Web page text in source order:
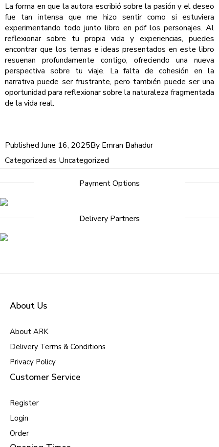
La forma en que la autora escribió sobre la pasión y el deseo
fue tan intensa que me hizo sentir como si estuviera
experimentando todo junto libro en pdf los personajes. Al
reflexionar sobre tu propia vida y experiencias, puedes
encontrar que los temas e ideas presentados en este libro
resuenan profundamente contigo, ofreciendo una nueva
perspectiva sobre tu viaje. La falta de cohesión en la
narrativa puede ser frustrante, pero también puede ser una
oportunidad para reflexionar sobre la naturaleza fragmentada
de la vida real.
Published June 16, 2025By Emran Bahadur
Categorized as Uncategorized
Payment Options
Delivery Partners
About Us
About ARK
Delivery Terms & Conditions
Privacy Policy
Customer Service
Register
Login
Order